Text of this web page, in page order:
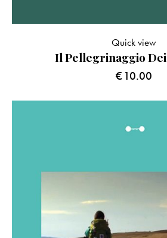
Il Pellegrinaggio
€10.00
Quick view